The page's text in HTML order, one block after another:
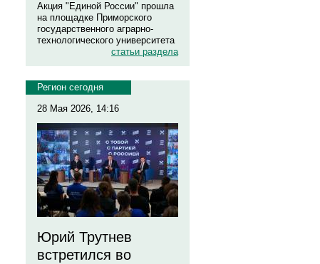
Акция "Единой России" прошла
на площадке Приморского
государственного аграрно-
технологического университета
статьи раздела
Регион сегодня
28 Мая 2026, 14:16
Юрий Трутнев
встретился во